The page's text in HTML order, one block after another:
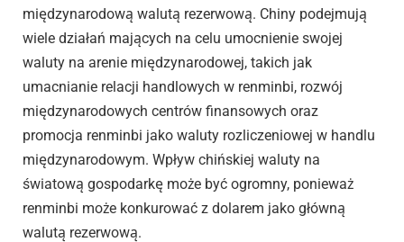
międzynarodową walutą rezerwową. Chiny podejmują
wiele działań mających na celu umocnienie swojej
waluty na arenie międzynarodowej, takich jak
umacnianie relacji handlowych w renminbi, rozwój
międzynarodowych centrów finansowych oraz
promocja renminbi jako waluty rozliczeniowej w handlu
międzynarodowym. Wpływ chińskiej waluty na
światową gospodarkę może być ogromny, ponieważ
renminbi może konkurować z dolarem jako główną
walutą rezerwową.